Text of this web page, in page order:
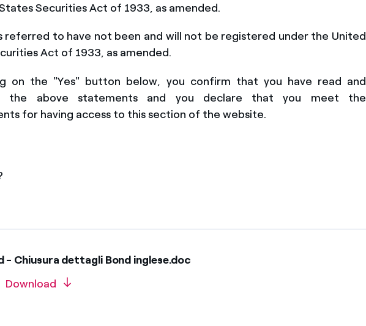
Securities Act of 1933, as amended.
referred to have not been and will not be registered under the United
Act of 1933, as amended.
on the "Yes" button below, you confirm that you have read and
the above statementsand you declare that you meet the
for having access to this section of the website.
Chiusura dettagli Bond inglese.doc
Download